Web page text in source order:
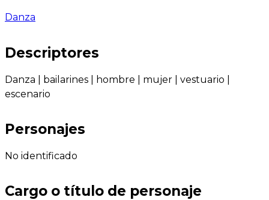
Danza
Descriptores
Danza bailarines hombre mujer vestuario
escenario
Personajes
No identificado
Cargo o título de personaje